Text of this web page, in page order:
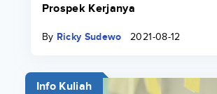
Prospek Kerjanya
By Ricky Sudewo 2021-08-12
Info Kuliah